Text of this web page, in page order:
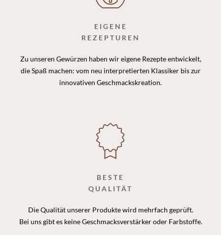
EIGENE
REZEPTUREN
Zu unseren Gewürzen haben wir eigene Rezepte entwickelt,
die Spaß machen: vom neu interpretierten Klassiker bis zur
innovativen Geschmackskreation.
BESTE
QUALITÄT
Die Qualität unserer Produkte wird mehrfach geprüft.
Bei uns gibt es keine Geschmacksverstärker oder Farbstoffe.